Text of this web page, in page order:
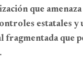
que
estatales y
fragmentada que